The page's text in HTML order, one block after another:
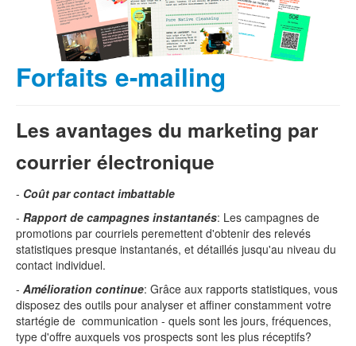
Forfaits e-mailing
Les avantages du marketing par
courrier électronique
- Coût par contact imbattable
- Rapport de campagnes instantanés: Les campagnes de
promotions par courriels peremettent d'obtenir des relevés
statistiques presque instantanés, et détaillés jusqu'au niveau du
contact individuel.
- Amélioration continue: Grâce aux rapports statistiques, vous
disposez des outils pour analyser et affiner constamment votre
startégie de communication - quels sont les jours, fréquences,
type d'offre auxquels vos prospects sont les plus réceptifs?